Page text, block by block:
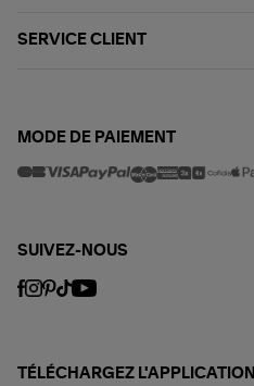
SERVICE CLIENT
MODE DE PAIEMENT
SUIVEZ-NOUS
TÉLÉCHARGEZ L'APPLICATION